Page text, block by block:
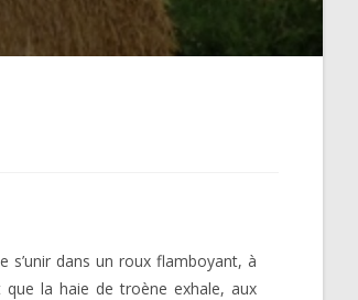
s’unir dans un roux flamboyant, à
la haie de troène exhale, aux